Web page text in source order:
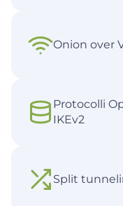
Onion over
Protocolli
IKEv2
Split